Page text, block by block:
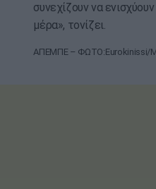
συνεχίζουν να
μέρα», τονίζει.
ΑΠΕΜΠΕ – ΦΩΤΟ:Eurokinissi/